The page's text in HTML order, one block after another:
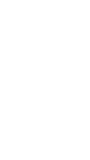
Kiến
gian.
hoang